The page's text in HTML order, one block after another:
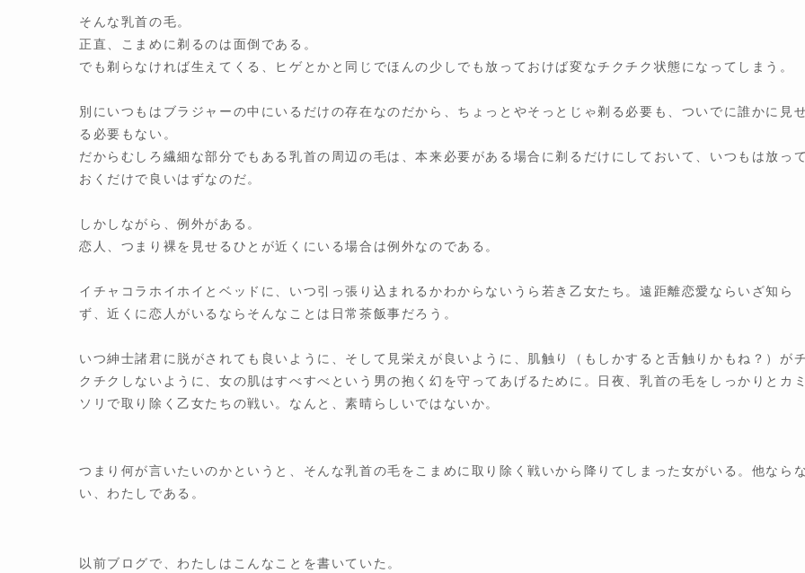
そんな乳首の毛。
正直、こまめに剃るのは面倒である。
でも剃らなければ生えてくる、ヒゲとかと同じでほんの少しでも放っておけば変なチクチク状態になってしまう。
別にいつもはブラジャーの中にいるだけの存在なのだから、ちょっとやそっとじゃ剃る必要も、ついでに誰かに見
る必要もない。
だからむしろ繊細な部分でもある乳首の周辺の毛は、本来必要がある場合に剃るだけにしておいて、いつもは放っ
おくだけで良いはずなのだ。
しかしながら、例外がある。
恋人、つまり裸を見せるひとが近くにいる場合は例外なのである。
イチャコラホイホイとベッドに、いつ引っ張り込まれるかわからないうら若き乙女たち。遠距離恋愛ならいざ知ら
ず、近くに恋人がいるならそんなことは日常茶飯事だろう。
いつ紳士諸君に脱がされても良いように、そして見栄えが良いように、肌触り（もしかすると舌触りかもね？）が
クチクしないように、女の肌はすべすべという男の抱く幻を守ってあげるために。日夜、乳首の毛をしっかりとカ
ソリで取り除く乙女たちの戦い。なんと、素晴らしいではないか。
つまり何が言いたいのかというと、そんな乳首の毛をこまめに取り除く戦いから降りてしまった女がいる。他なら
い、わたしである。
以前ブログで、わたしはこんなことを書いていた。